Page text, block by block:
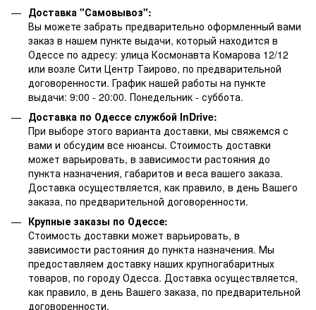
Доставка "Самовывоз":
Вы можете забрать предварительно оформленный вами
заказ в нашем пункте выдачи, который находится в
Одессе по адресу: улица Космонавта Комарова 12/12
или возле Сити Центр Таирово, по предварительной
договоренности. График нашей работы на пункте
выдачи: 9:00 - 20:00. Понедельник - суббота.
Доставка по Одессе службой InDrive:
При выборе этого варианта доставки, мы свяжемся с
вами и обсудим все нюансы. Стоимость доставки
может варьировать, в зависимости растояния до
пункта назначения, габаритов и веса вашего заказа.
Доставка осуществляется, как правило, в день Вашего
заказа, по предварительной договоренности.
Крупные заказы по Одессе:
Стоимость доставки может варьировать, в
зависимости растояния до пункта назначения. Мы
предоставляем доставку наших крупногабаритных
товаров, по городу Одесса. Доставка осуществляется,
как правило, в день Вашего заказа, по предварительной
договоренности.